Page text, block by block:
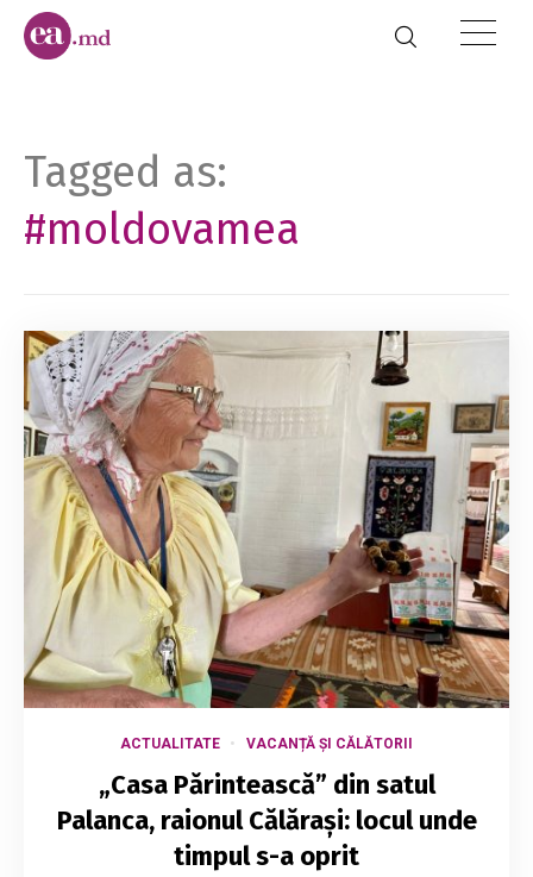
Tagged as:
#moldovamea
ACTUALITATE VACANȚĂ ȘI CĂLĂTORII
„Casa Părintească” din satul
Palanca, raionul Călărași: locul unde
timpul s-a oprit